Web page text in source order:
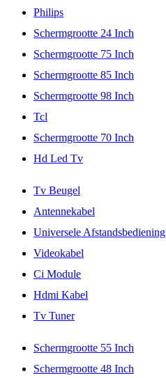
Philips
Schermgrootte 24 Inch
Schermgrootte 75 Inch
Schermgrootte 85 Inch
Schermgrootte 98 Inch
Tcl
Schermgrootte 70 Inch
Hd Led Tv
Tv Beugel
Antennekabel
Universele Afstandsbediening
Videokabel
Ci Module
Hdmi Kabel
Tv Tuner
Schermgrootte 55 Inch
Schermgrootte 48 Inch